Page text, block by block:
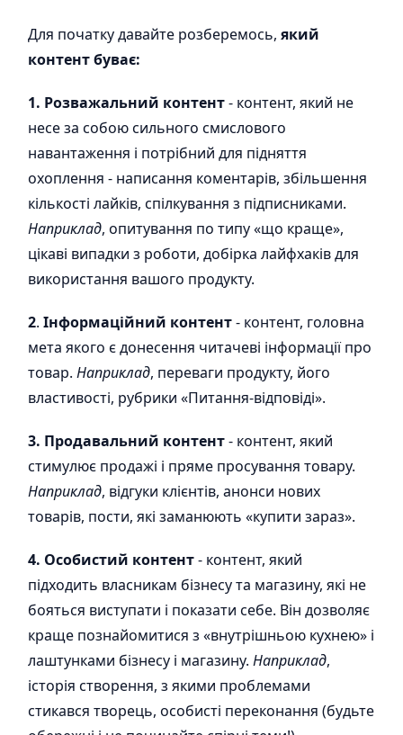
Для початку давайте розберемось, який
контент буває:
1. Розважальний контент- контент, який не
несе за собою сильного смислового
навантаження і потрібний для підняття
охоплення - написання коментарів, збільшення
кількості лайків, спілкування з підписниками.
Наприклад, опитування по типу «що краще»,
цікаві випадки з роботи, добірка лайфхаків для
використання вашого продукту.
2. Інформаційний контент- контент, головна
мета якого є донесення читачеві інформації про
товар. Наприклад, переваги продукту, його
властивості, рубрики «Питання-відповіді».
3. Продавальний контент- контент, який
стимулює продажі і пряме просування товару.
Наприклад, відгуки клієнтів, анонси нових
товарів, пости, які заманюють «купити зараз».
4. Особистий контент- контент, який
підходить власникам бізнесу та магазину, які не
бояться виступати і показати себе. Він дозволяє
краще познайомитися з «внутрішньою кухнею» і
лаштунками бізнесу і магазину. Наприклад,
історія створення, з якими проблемами
стикався творець, особисті переконання (будьте